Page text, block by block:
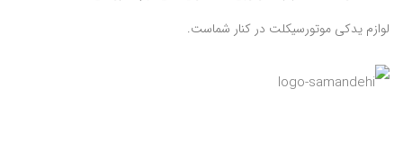
لوازم یدکی موتورسیکلت در کنار شماست.